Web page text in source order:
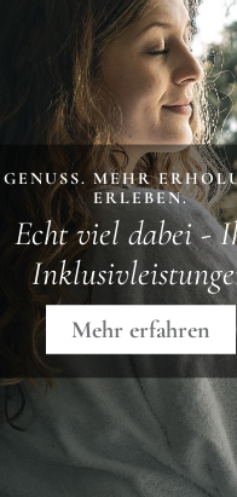
MEHR
ERLEBEN.
Echt viel dabei -
Mehr erfahren